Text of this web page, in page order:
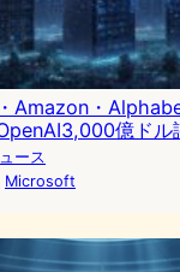
Amazon・
億ドル
ース
Microsoft